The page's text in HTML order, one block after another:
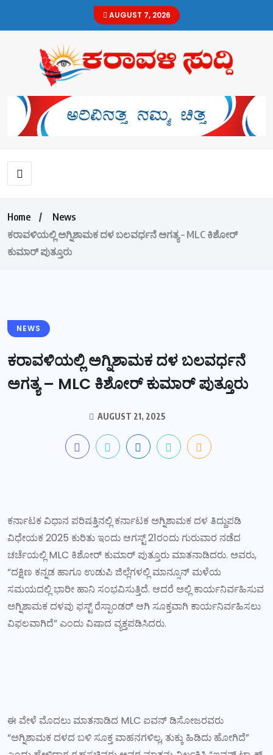
AUGUST 7, 2026
Home
News
ಕರಾವಳಿಯಲ್ಲಿ ಅಗ್ನಿಶಾಮಕ ದಳ ಬಲವರ್ಧನೆ ಅಗತ್ಯ – MLC ಕಿಶೋರ್
ಕುಮಾರ್ ಪುತ್ತೂರು
NEWS
ಕರಾವಳಿಯಲ್ಲಿ ಅಗ್ನಿಶಾಮಕ ದಳ ಬಲವರ್ಧನೆ
ಅಗತ್ಯ – MLC ಕಿಶೋರ್ ಕುಮಾರ್ ಪುತ್ತೂರು
AUGUST 21, 2025
ಕರ್ನಾಟಕ ವಿಧಾನ ಪರಿಷತ್ತಿನಲ್ಲಿ ಕರ್ನಾಟಕ ಅಗ್ನಿಶಾಮಕ ದಳ ತಿದ್ದುಪಡಿ
ವಿಧೇಯಕ 2025 ಕುರಿತು ಇಂದು ಆಗಸ್ಟ್ 21ರಂದು ಗುರುವಾರ ನಡೆದ
ಚರ್ಚೆಯಲ್ಲಿ MLC ಕಿಶೋರ್ ಕುಮಾರ್ ಪುತ್ತೂರು ಮಾತನಾಡಿದರು. ಅವರು,
“ದಕ್ಷಿಣ ಕನ್ನಡ ಹಾಗೂ ಉಡುಪಿ ಜಿಲ್ಲೆಗಳಲ್ಲಿ ಮಾನ್ಸೂನ್ ಮಳೆಯ
ಸಮಯದಲ್ಲಿ ಭಾರೀ ಹಾನಿ ಸಂಭವಿಸುತ್ತಿದೆ. ಆದರೆ ಅಲ್ಲಿ ಕಾರ್ಯನಿರ್ವಹಿಸುವ
ಅಗ್ನಿಶಾಮಕ ದಳವು ಫಸ್ಟ್ ರೆಸ್ಪಾಂಡರ್ ಆಗಿ ಸೂಕ್ತವಾಗಿ ಕಾರ್ಯನಿರ್ವಹಿಸಲು
ವಿಫಲವಾಗಿದೆ” ಎಂದು ವಿಷಾದ ವ್ಯಕ್ತಪಡಿಸಿದರು.
ಈ ವೇಳೆ ಮೊದಲು ಮಾತನಾಡಿದ MLC ಐವನ್ ಡಿಸೋಜರವರು
“ಅಗ್ನಿಶಾಮಕ ದಳದ ಬಳಿ ಸೂಕ್ತ ವಾಹನಗಳಿಲ್ಲ, ತುಕ್ಕು ಹಿಡಿದು ಹೋಗಿದೆ”